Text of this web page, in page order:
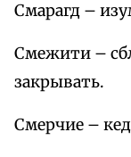
Смарагд –
Смежити –
закрывать.
Смерчие –